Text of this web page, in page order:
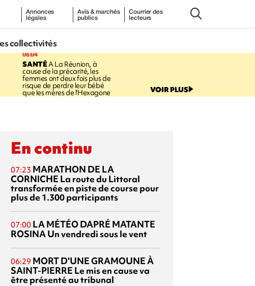
Annonces
légales
Avis & marchés
publics
Courrier des
lecteurs
collectivités
06:04
SANTÉA La Réunion, à
cause de la précarité, les
femmes ont deux fois plus de
risque de perdre leur bébé
que les mères de l'Hexagone VOIR PLUS
En continu
07:23 MARATHON DE LA
CORNICHE La route du Littoral
transformée en piste de course pour
plus de 1.300 participants
07:00 LA MÉTÉO DAPRÉ MATANTE
ROSINAUn vendredi sous le vent
06:29 MORT D'UNE GRAMOUNE À
SAINT-PIERRE Le mis en cause va
être présenté au tribunal